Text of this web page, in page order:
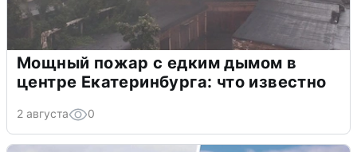
Мощный пожар с едким дымом в
центре Екатеринбурга: что известно
2 августа 0